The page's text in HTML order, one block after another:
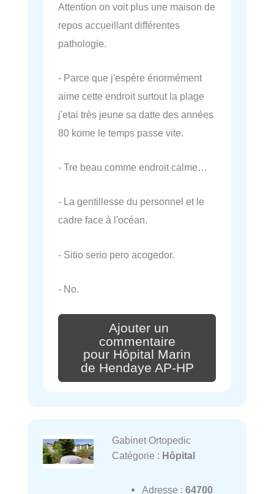
Attention on voit plus une maison de
repos accueillant différentes
pathologie.
- Parce que j'espère énormément
aime cette endroit surtout la plage
j'etai très jeune sa datte des années
80 kome le temps passe vite.
- Tre beau comme endroit calme…
- La gentillesse du personnel et le
cadre face à l'océan.
- Sitio serio pero acogedor.
- No.
Ajouter un
commentaire
pour Hôpital Marin
de Hendaye AP-HP
Gabinet Ortopedic
Catégorie : Hôpital
Adresse : 64700